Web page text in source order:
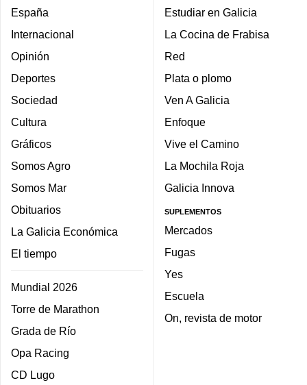
España
Internacional
Opinión
Deportes
Sociedad
Cultura
Gráficos
Somos Agro
Somos Mar
Obituarios
La Galicia Económica
El tiempo
Mundial 2026
Torre de Marathon
Grada de Río
Opa Racing
CD Lugo
Estudiar en Galicia
La Cocina de Frabisa
Red
Plata o plomo
Ven A Galicia
Enfoque
Vive el Camino
La Mochila Roja
Galicia Innova
SUPLEMENTOS
Mercados
Fugas
Yes
Escuela
On, revista de motor